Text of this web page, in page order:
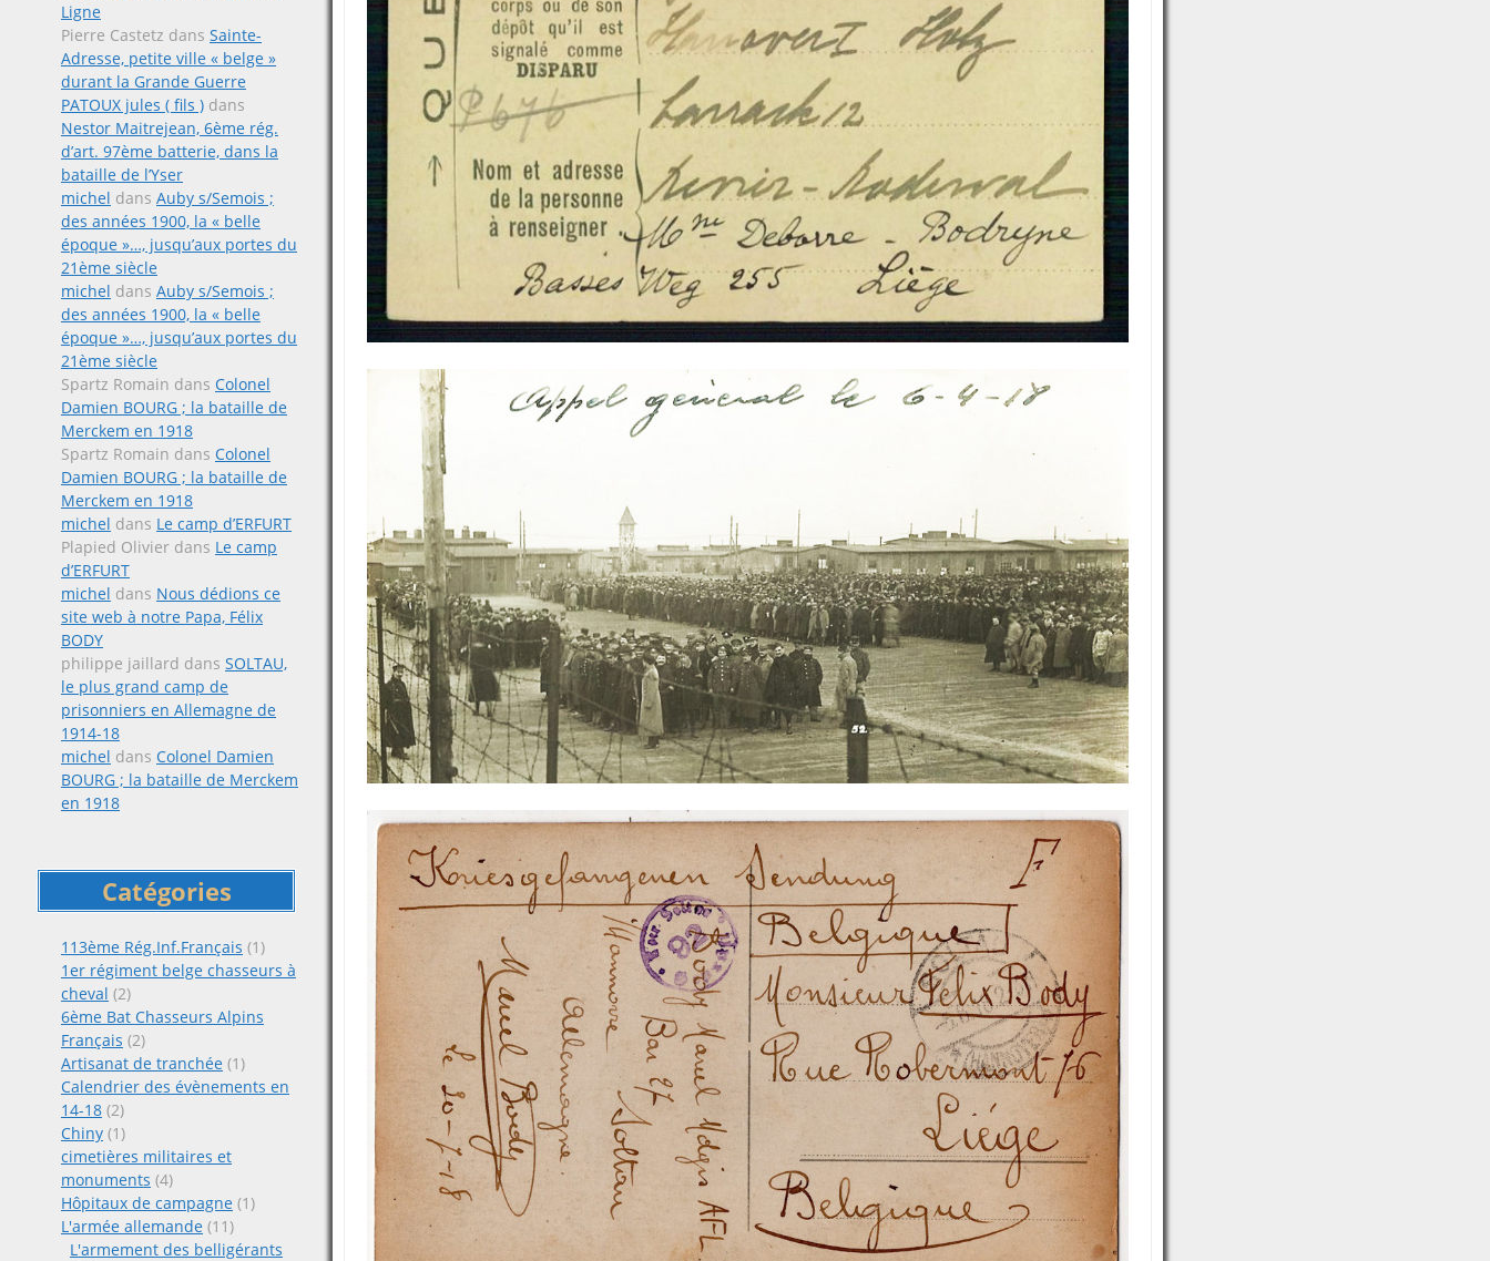
Ligne
Pierre Castetz dans Sainte-
Adresse, petite ville « belge »
durant la Grande Guerre
PATOUX jules ( fils ) dans
Nestor Maitrejean, 6ème rég.
d’art. 97ème batterie, dans la
bataille de l’Yser
michel dans Auby s/Semois ;
des années 1900, la « belle
époque »…, jusqu’aux portes du
21ème siècle
michel dans Auby s/Semois ;
des années 1900, la « belle
époque »…, jusqu’aux portes du
21ème siècle
Spartz Romain dans Colonel
Damien BOURG ; la bataille de
Merckem en 1918
Spartz Romain dans Colonel
Damien BOURG ; la bataille de
Merckem en 1918
michel dans Le camp d’ERFURT
Plapied Olivier dans Le camp
d’ERFURT
michel dans Nous dédions ce
site web à notre Papa, Félix
BODY
philippe jaillard dans SOLTAU,
le plus grand camp de
prisonniers en Allemagne de
1914-18
michel dans Colonel Damien
BOURG ; la bataille de Merckem
en 1918
Catégories
113ème Rég.Inf.Français (1)
1er régiment belge chasseurs à
cheval (2)
6ème Bat Chasseurs Alpins
Français (2)
Artisanat de tranchée (1)
Calendrier des évènements en
14-18 (2)
Chiny (1)
cimetières militaires et
monuments (4)
Hôpitaux de campagne (1)
L'armée allemande (11)
L'armement des belligérants